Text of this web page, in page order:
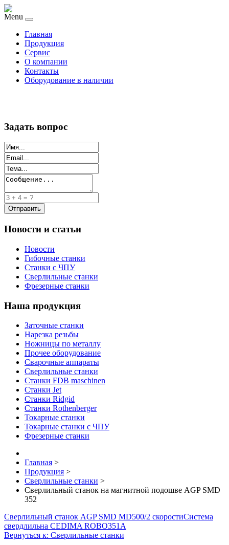
Menu
Главная
Продукция
Сервис
О компании
Контакты
Оборудование в наличии
Задать вопрос
Новости и статьи
Новости
Гибочные станки
Станки с ЧПУ
Сверлильные станки
Фрезерные станки
Наша продукция
Заточные станки
Нарезка резьбы
Ножницы по металлу
Прочее оборудование
Сварочные аппараты
Сверлильные станки
Станки FDB maschinen
Станки Jet
Станки Ridgid
Станки Rothenberger
Токарные станки
Токарные станки с ЧПУ
Фрезерные станки
Главная >
Продукция >
Сверлильные станки >
Сверлильный станок на магнитной подошве AGP SMD
352
Сверлильный станок AGP SMD MD500/2 скоростиСистема
свердлильна CEDIMA ROBO351A
Вернуться к: Сверлильные станки